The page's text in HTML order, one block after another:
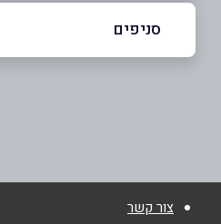
סניפים
צור קשר